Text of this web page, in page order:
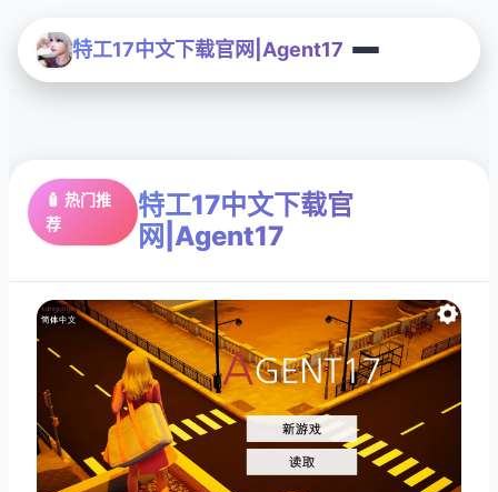
特工17中文下载官网|Agent17
🧴 热门推
荐
特工17中文下载官
网|Agent17